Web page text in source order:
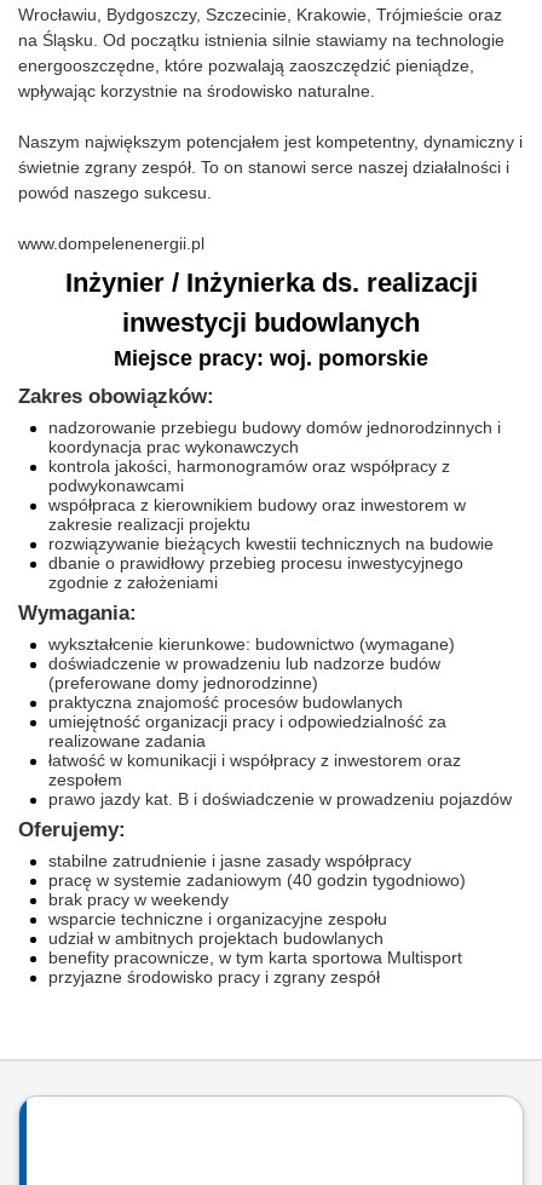
Wrocławiu, Bydgoszczy, Szczecinie, Krakowie, Trójmieście oraz
na Śląsku. Od początku istnienia silnie stawiamy na technologie
energooszczędne, które pozwalają zaoszczędzić pieniądze,
wpływając korzystnie na środowisko naturalne.
Naszym największym potencjałem jest kompetentny, dynamiczny i
świetnie zgrany zespół. To on stanowi serce naszej działalności i
powód naszego sukcesu.
www.dompelenenergii.pl
Inżynier / Inżynierka ds. realizacji
inwestycji budowlanych
Miejsce pracy: woj. pomorskie
Zakres obowiązków:
nadzorowanie przebiegu budowy domów jednorodzinnych i
koordynacja prac wykonawczych
kontrola jakości, harmonogramów oraz współpracy z
podwykonawcami
współpraca z kierownikiem budowy oraz inwestorem w
zakresie realizacji projektu
rozwiązywanie bieżących kwestii technicznych na budowie
dbanie o prawidłowy przebieg procesu inwestycyjnego
zgodnie z założeniami
Wymagania:
wykształcenie kierunkowe: budownictwo (wymagane)
doświadczenie w prowadzeniu lub nadzorze budów
(preferowane domy jednorodzinne)
praktyczna znajomość procesów budowlanych
umiejętność organizacji pracy i odpowiedzialność za
realizowane zadania
łatwość w komunikacji i współpracy z inwestorem oraz
zespołem
prawo jazdy kat. B i doświadczenie w prowadzeniu pojazdów
Oferujemy:
stabilne zatrudnienie i jasne zasady współpracy
pracę w systemie zadaniowym (40 godzin tygodniowo)
brak pracy w weekendy
wsparcie techniczne i organizacyjne zespołu
udział w ambitnych projektach budowlanych
benefity pracownicze, w tym karta sportowa Multisport
przyjazne środowisko pracy i zgrany zespół